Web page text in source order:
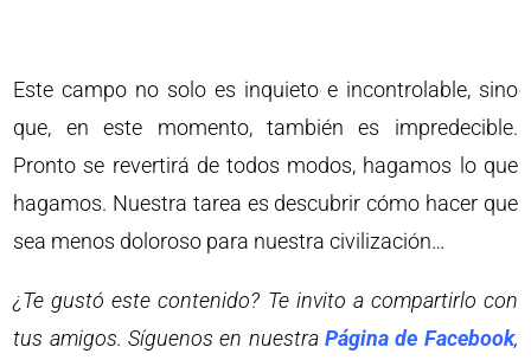
Este campo no solo es inquieto e incontrolable, sino
que, en este momento, también es impredecible.
Pronto se revertirá de todos modos, hagamos lo que
hagamos. Nuestra tarea es descubrir cómo hacer que
sea menos doloroso para nuestra civilización…
¿Te gustó este contenido? Te invito a compartirlo con
tus amigos. Síguenos en nuestraPágina de Facebook,